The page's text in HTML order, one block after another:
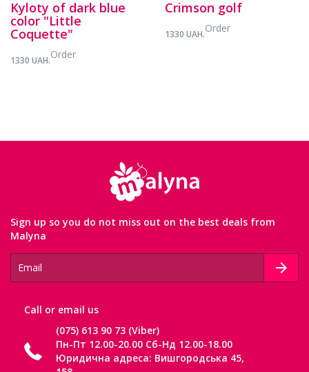
Kyloty of dark blue
color "Little
Coquette"
1330 UAH.Order
Crimson golf
1330 UAH.Order
Sign up so you do not miss out on the best deals from
Malyna
Сall or email us
(075) 613 90 73 (Viber)
Пн-Пт 12.00-20.00 Сб-Нд 12.00-18.00
Юридична адреса: Вишгородська 45,